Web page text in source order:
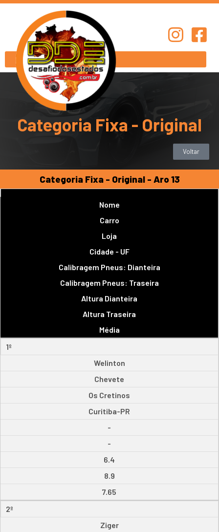
Categoria Fixa - Original
Voltar
Categoria Fixa - Original - Aro 13
Nome
Carro
Loja
Cidade - UF
Calibragem Pneus: Dianteira
Calibragem Pneus: Traseira
Altura Dianteira
Altura Traseira
Média
1º
Welinton
Chevete
Os Cretinos
Curitiba-PR
-
-
6.4
8.9
7.65
2º
Ziger